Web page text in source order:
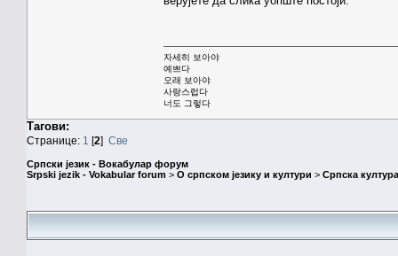
자세히 보아야
예쁘다
오래 보아야
사랑스럽다
너도 그렇다
Тагови:
Странице: 1 [2] Све
Српски језик - Вокабулар форум
Srpski jezik - Vokabular forum > О српском језику и култури > Српска